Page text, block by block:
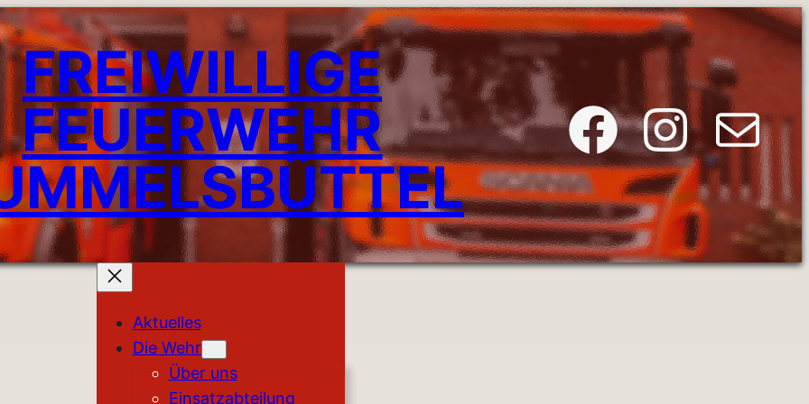
FREIWILLIGE
FEUERWEHR
Facebook Instagram E-Mail
Aktuelles
Die Wehr
Über uns
Einsatzabteilung